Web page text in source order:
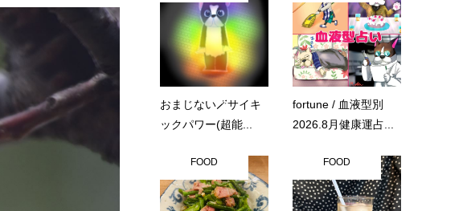
おまじない🪄サイキ
ックパワー(超能...
fortune / 血液型別
2026.8月健康運占...
FOOD FOOD